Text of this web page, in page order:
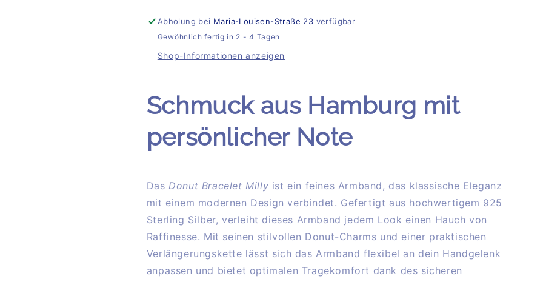
Milly
Milly
Abholung bei Maria-Louisen-Straße 23 verfügbar
Gewöhnlich fertig in 2 - 4 Tagen
Shop-Informationen anzeigen
Schmuck aus Hamburg mit
persönlicher Note
DasDonut Bracelet Milly ist ein feines Armband, das klassische Eleganz
mit einem modernen Design verbindet. Gefertigt aus hochwertigem 925
Sterling Silber, verleiht dieses Armband jedem Look einen Hauch von
Raffinesse. Mit seinen stilvollen Donut-Charms und einer praktischen
Verlängerungskette lässt sich das Armband flexibel an dein Handgelenk
anpassen und bietet optimalen Tragekomfort dank des sicheren